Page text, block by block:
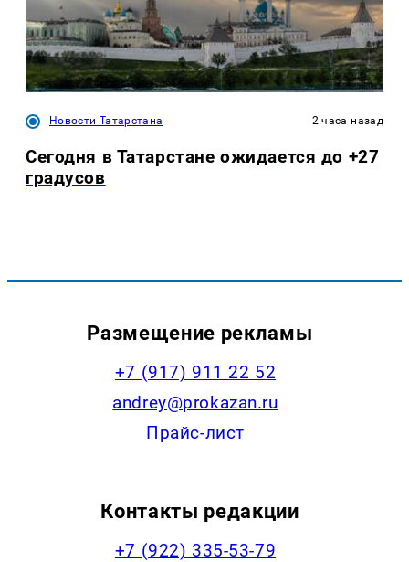
Новости Татарстана 2 часа назад
Сегодня в Татарстане ожидается до +27
градусов
Размещение рекламы
+7 (917) 911 22 52
andrey@prokazan.ru
Прайс-лист
Контакты редакции
+7 (922) 335-53-79